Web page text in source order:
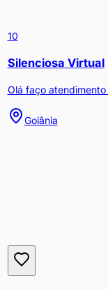
10
Silenciosa Virtual
Olá faço
Goiânia